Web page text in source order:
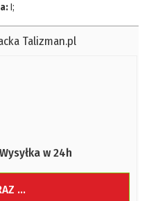
I;
Talizman.pl
w 24h
...